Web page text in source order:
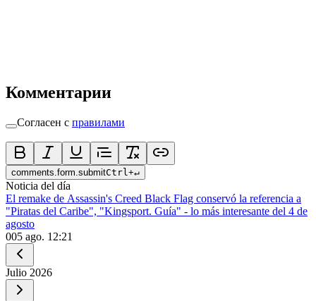
Комментарии
Согласен с правилами
comments.form.submitCtrl +↵
Noticia del día
El remake de Assassin's Creed Black Flag conservó la referencia a
"Piratas del Caribe", "Kingsport. Guía" - lo más interesante del 4 de
agosto
005 ago. 12:21
Julio 2026